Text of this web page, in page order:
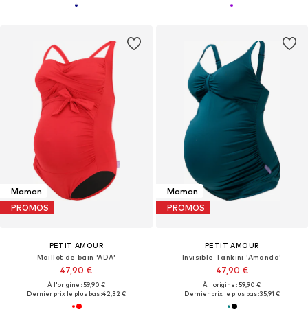
Maman
PROMOS
PETIT AMOUR
Maillot de bain 'ADA'
47,90 €
À l'origine : 59,90 €
Dernier prix le plus bas :42,32 €
Maman
PROMOS
PETIT AMOUR
Invisible Tankini 'Amanda'
47,90 €
À l'origine : 59,90 €
Dernier prix le plus bas :35,91 €